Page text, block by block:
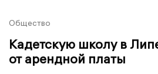
Общество
Кадетскую школу в
от арендной платы